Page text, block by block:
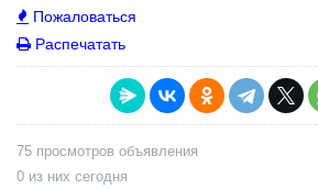
Пожаловаться
Распечатать
75 просмотров объявления
0 из них сегодня